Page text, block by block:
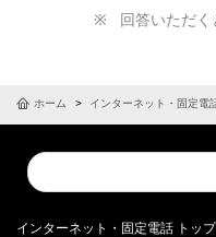
回答いただ
ホーム インターネット・固定電
Conduct
a
インターネット・固定電話 トップ